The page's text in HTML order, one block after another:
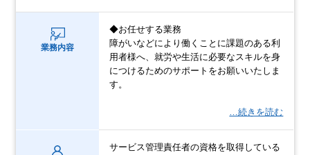
業務内容
◆お任せする業務
障がいなどにより働くことに課題のある利
用者様へ、就労や生活に必要なスキルを身
につけるためのサポートをお願いいたしま
す。
…続きを読む
サービス管理責任者の資格を取得している